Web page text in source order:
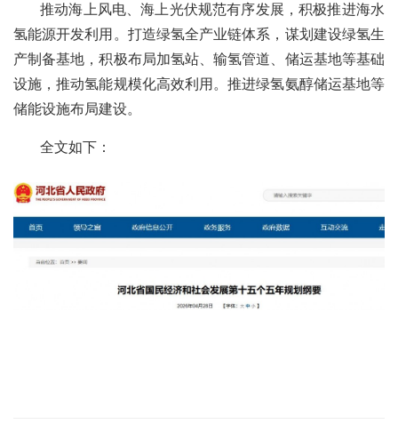
推动海上风电、海上光伏规范有序发展，积极推进海水
氢能源开发利用。打造绿氢全产业链体系，谋划建设绿氢生
产制备基地，积极布局加氢站、输氢管道、储运基地等基础
设施，推动氢能规模化高效利用。推进绿氢氨醇储运基地等
储能设施布局建设。
全文如下：